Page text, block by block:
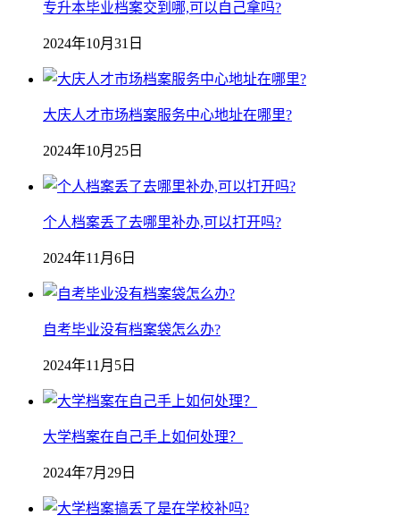
专升本毕业档案交到哪,可以自己拿吗?
2024年10月31日
大庆人才市场档案服务中心地址在哪里?
2024年10月25日
个人档案丢了去哪里补办,可以打开吗?
2024年11月6日
自考毕业没有档案袋怎么办?
2024年11月5日
大学档案在自己手上如何处理？
2024年7月29日